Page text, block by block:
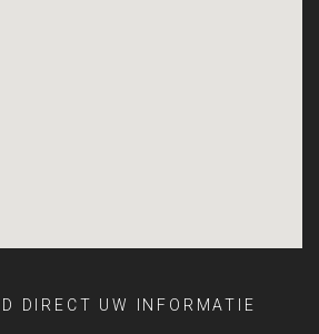
DIRECT UW INFORMATIE